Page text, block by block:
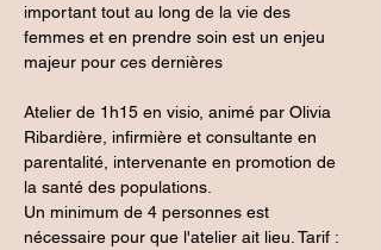
important tout au long de la vie des
femmes et en prendre soin est un enjeu
majeur pour ces dernières
Atelier de 1h15 en visio, animé par Olivia
Ribardière, infirmière et consultante en
parentalité, intervenante en promotion de
la santé des populations.
Un minimum de 4 personnes est
nécessaire pour que l'atelier ait lieu. Tarif :